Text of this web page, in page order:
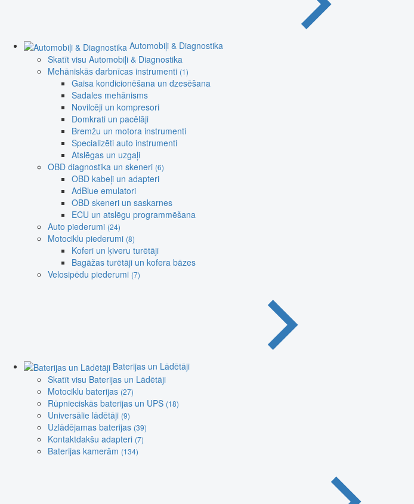
Automobiļi & Diagnostika
Skatīt visu Automobiļi & Diagnostika
Mehāniskās darbnīcas instrumenti (1)
Gaisa kondicionēšana un dzesēšana
Sadales mehānisms
Novilcēji un kompresori
Domkrati un pacēlāji
Bremžu un motora instrumenti
Specializēti auto instrumenti
Atslēgas un uzgaļi
OBD diagnostika un skeneri (6)
OBD kabeļi un adapteri
AdBlue emulatori
OBD skeneri un saskarnes
ECU un atslēgu programmēšana
Auto piederumi (24)
Motociklu piederumi (8)
Koferi un ķiveru turētāji
Bagāžas turētāji un kofera bāzes
Velosipēdu piederumi (7)
Baterijas un Lādētāji
Skatīt visu Baterijas un Lādētāji
Motociklu baterijas (27)
Rūpnieciskās baterijas un UPS (18)
Universālie lādētāji (9)
Uzlādējamas baterijas (39)
Kontaktdakšu adapteri (7)
Baterijas kamerām (134)